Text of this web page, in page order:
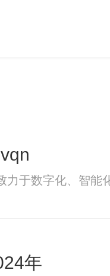
力于数字化、智
年